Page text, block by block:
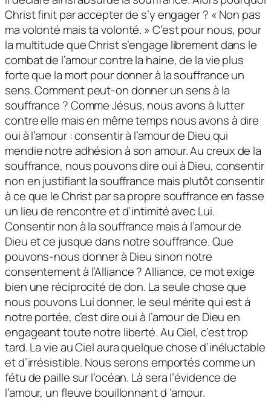
Christ finit par accepter de s’y engager ? « Non pas
ma volonté mais ta volonté. » C’est pour nous, pour
la multitude que Christ s’engage librement dans le
combat de l’amour contre la haine, de la vie plus
forte que la mort pour donner à la souffrance un
sens. Comment peut-on donner un sens à la
souffrance ? Comme Jésus, nous avons à lutter
contre elle mais en même temps nous avons à dire
oui à l’amour : consentir à l’amour de Dieu qui
mendie notre adhésion à son amour. Au creux de la
souffrance, nous pouvons dire oui à Dieu, consentir
non en justifiant la souffrance mais plutôt consentir
à ce que le Christ par sa propre souffrance en fasse
un lieu de rencontre et d’intimité avec Lui.
Consentir non à la souffrance mais à l’amour de
Dieu et ce jusque dans notre souffrance. Que
pouvons-nous donner à Dieu sinon notre
consentement à l’Alliance ? Alliance, ce mot exige
bien une réciprocité de don. La seule chose que
nous pouvons Lui donner, le seul mérite qui est à
notre portée, c’est dire oui à l’amour de Dieu en
engageant toute notre liberté. Au Ciel, c’est trop
tard. La vie au Ciel aura quelque chose d’inéluctable
et d’irrésistible. Nous serons emportés comme un
fétu de paille sur l’océan. Là sera l’évidence de
l’amour, un fleuve bouillonnant d ‘amour.